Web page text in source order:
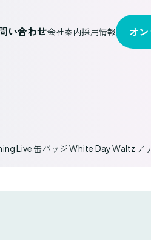
い合わせ会社案内採用情報 オ
Live 缶バッジ White Day Waltz ア